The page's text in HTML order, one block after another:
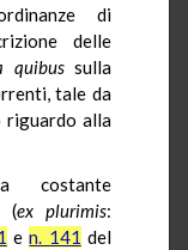
di
delle
quibussulla
tale da
riguardo alla
costante
(ex plurimis:
en. 141 del